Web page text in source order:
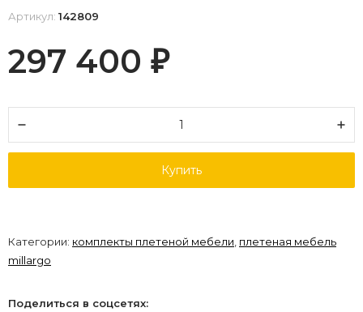
Артикул: 142809
297 400 ₽
Купить
Категории: комплекты плетеной мебели плетеная мебель
millargo
Поделиться в соцсетях: